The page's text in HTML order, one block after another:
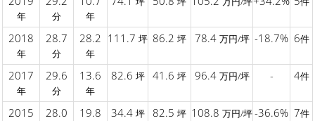
年 分 年
2018
年
28.7
分
28.2
年
111.7 坪 86.2 坪 78.4 万円/坪 -18.7% 6件
2017
年
29.6
分
13.6
年
82.6 坪 41.6 坪 96.4 万円/坪 - 4件
2015 28.0 19.8 34.4 坪 82.5 坪 108.8 万円/坪-36.6% 7件